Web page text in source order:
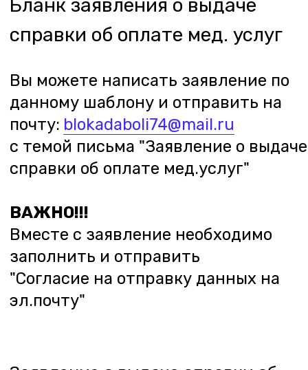
ИЛИ:
Паспортные данные:
серия _______
Кем выдан __________________________
____________________________________
Данные пациента:
ФИО_______________________________
ИНН __________________
Дата рождения ______________
Паспортные данные:
серия _______
номер __________
дата выдачи _____________
Кем выдан _________________________
____________________________________